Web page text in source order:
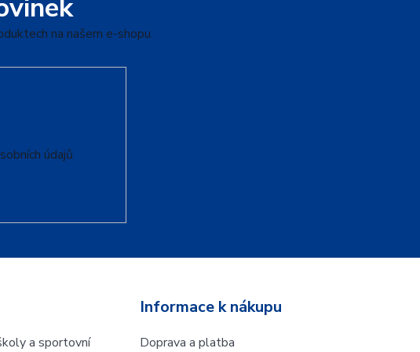
na našem e-shopu.
údajů
a sportovní
Informace k nákupu
Doprava a platba